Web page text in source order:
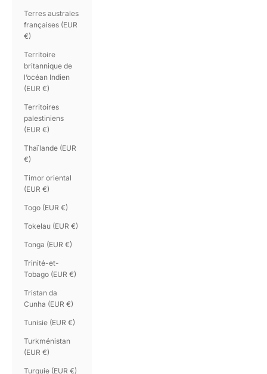
Terres australes
françaises (EUR
€)
Territoire
britannique de
l’océan Indien
(EUR €)
Territoires
palestiniens
(EUR €)
Thaïlande (EUR
€)
Timor oriental
(EUR €)
Togo (EUR €)
Tokelau (EUR €)
Tonga (EUR €)
Trinité-et-
Tobago (EUR €)
Tristan da
Cunha (EUR €)
Tunisie (EUR €)
Turkménistan
(EUR €)
Turquie (EUR €)